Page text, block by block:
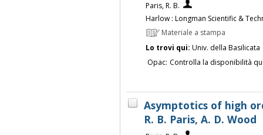
Paris, R. B.
Harlow : Longman Scientific &
Materiale a stampa
Lo trovi qui: Univ. della Basilicata
Opac: Controlla la disponibilità
Asymptotics of high
R. B. Paris, A. D. Wood